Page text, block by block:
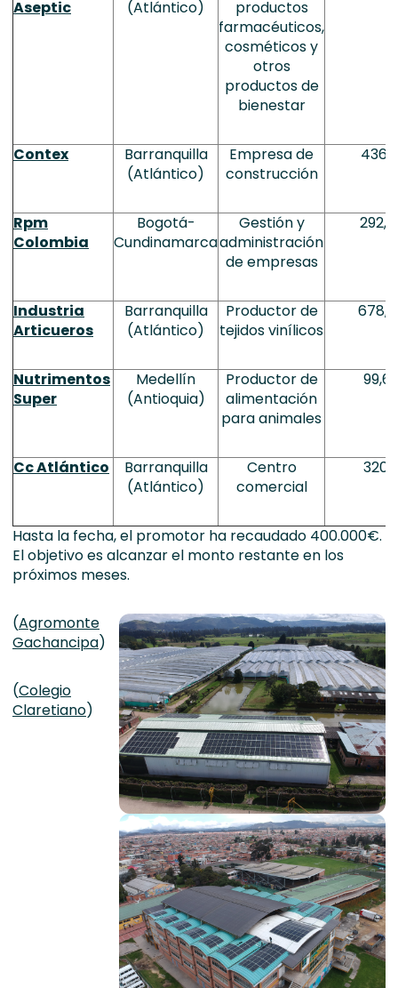
Aseptic (Atlántico)
productos
farmacéuticos,
cosméticos y
otros
productos de
bienestar
Contex
Barranquilla
(Atlántico)
Empresa de
construcción
Rpm
Colombia
Bogotá-
Cundinamarca
Gestión y
administración
de empresas
Industria
Articueros
Barranquilla
(Atlántico)
Productor de
tejidos vinílicos
Nutrimentos
Super
Medellín
(Antioquia)
Productor de
alimentación
para animales
Cc Atlántico
Barranquilla
(Atlántico)
Centro
comercial
Hasta la fecha, el promotor ha recaudado 400.000€.
El objetivo es alcanzar el monto restante en los
próximos meses.
(Agromonte
Gachancipa)
(Colegio
Claretiano)